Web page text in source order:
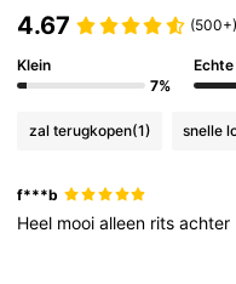
4.67 (500+)
Klein
7%
zal terugkopen(1) snelle
f***b
Heel mooialleen ritsachter